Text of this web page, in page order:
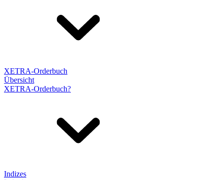
XETRA-Orderbuch
Übersicht
XETRA-Orderbuch?
Indizes